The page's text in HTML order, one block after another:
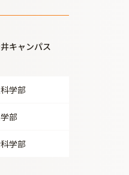
キャンパス
学部
部
学部